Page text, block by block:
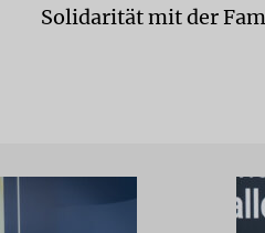
Solidarität mit der